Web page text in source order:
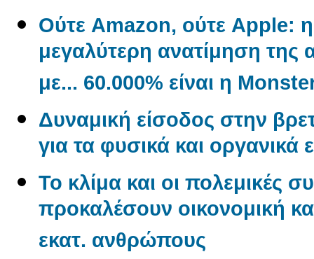
Ούτε Amazon, ούτε Apple: η
μεγαλύτερη ανατίμηση της
με... 60.000% είναι η
Δυναμική είσοδος στην
για τα φυσικά και οργανικά
Το κλίμα και οι πολεμικές
προκαλέσουν οικονομική
εκατ. ανθρώπους